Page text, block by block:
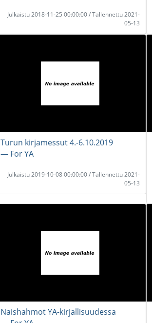
Julkaistu 2018-11-25 00:00:00 / Tallennettu 2021-
05-13
Turun kirjamessut 4.-6.10.2019
― For YA
Julkaistu 2019-10-08 00:00:00 / Tallennettu 2021-
05-13
Naishahmot YA-kirjallisuudessa